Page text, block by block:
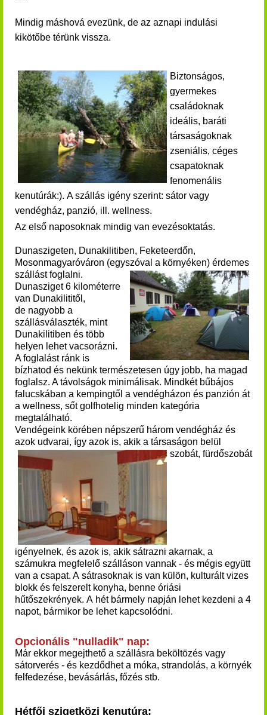
Mindig máshová evezünk, de az aznapi indulási
kikötőbe térünk vissza.
Biztonságos,
gyermekes
családoknak
ideális, baráti
társaságoknak
zseniális, céges
csapatoknak
fenomenális
kenutúrák:). A szállás igény szerint: sátor vagy
vendégház, panzió, ill. wellness.
Az első naposoknak mindig van evezésoktatás.
Dunaszigeten, Dunakilitiben, Feketeerdőn,
Mosonmagyaróváron (egyszóval a környéken) érdemes
szállást foglalni.
Dunasziget 6 kilométerre
van Dunakilititől,
de nagyobb a
szállásválaszték, mint
Dunakilitiben és több
helyen lehet vacsorázni.
A foglalást ránk is
bízhatod és nekünk természetesen úgy jobb, ha magad
foglalsz. A távolságok minimálisak. Mindkét bűbájos
falucskában a kempingtől a vendégházon és panzión át
a wellness, sőt golfhotelig minden kategória
megtalálható.
Vendégeink körében népszerű három vendégház és
azok udvarai, így azok is, akik a társaságon belül
szobát, fürdőszobát
igényelnek, és azok is, akik sátrazni akarnak, a
számukra megfelelő szálláson vannak - és mégis együtt
van a csapat. A sátrasoknak is van külön, kulturált vizes
blokk és felszerelt konyha, benne óriási
hűtőszekrények. A hét bármely napján lehet kezdeni a 4
napot, bármikor be lehet kapcsolódni.
Opcionális "nulladik" nap:
Már ekkor megejthető a szállásra beköltözés vagy
sátorverés - és kezdődhet a móka, strandolás, a környék
felfedezése, bevásárlás, főzés stb.
Hétfői szigetközi kenutúra: